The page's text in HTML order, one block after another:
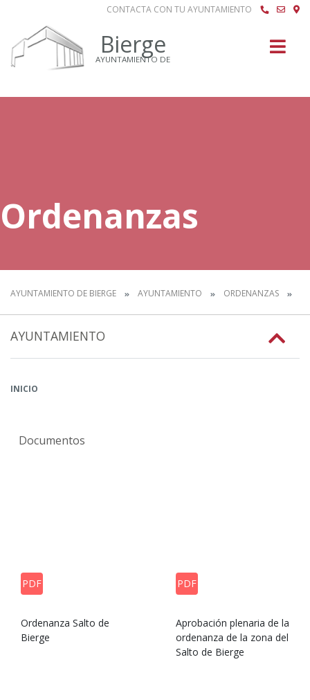
CONTACTA CON TU AYUNTAMIENTO
Bierge
AYUNTAMIENTO DE
Ordenanzas
AYUNTAMIENTO DE BIERGE AYUNTAMIENTO ORDENANZAS
AYUNTAMIENTO
INICIO
Documentos
PDF
Ordenanza Salto de
Bierge
PDF
Aprobación plenaria de la
ordenanza de la zona del
Salto de Bierge